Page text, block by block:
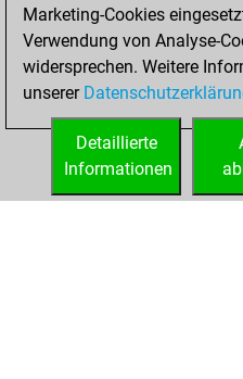
Freitag,
You
your
Marketing-Cookies
Verwendung von Analyse-
widersprechen. Weitere
unserer
Detaillierte
Informationen